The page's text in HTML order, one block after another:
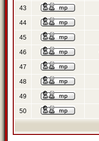
43
44
45
46
47
48
49
50